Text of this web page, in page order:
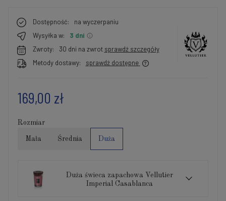
Dostępność:
na wyczerpaniu
Wysyłka w:
3 dni
Zwroty:
30 dni na zwrot sprawdź szczegóły
Metody dostawy:
sprawdź dostępne
169,00 zł
Rozmiar
Mała Średnia Duża
Duża świeca zapachowa Vellutier
Imperial Casablanca